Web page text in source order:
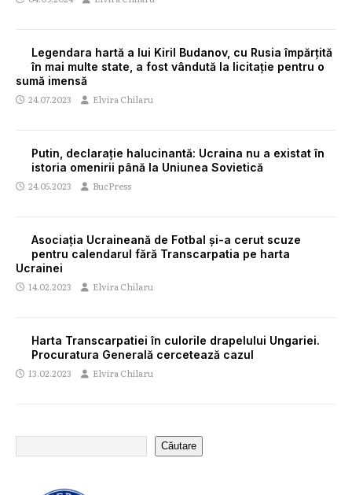
Legendara hartă a lui Kiril Budanov, cu Rusia împărțită
în mai multe state, a fost vândută la licitație pentru o
sumă imensă
24.07.2023 Elvira Chilaru
Putin, declarație halucinantă: Ucraina nu a existat în
istoria omenirii până la Uniunea Sovietică
24.05.2023 BucPress
Asociația Ucraineană de Fotbal și-a cerut scuze
pentru calendarul fără Transcarpatia pe harta
Ucrainei
14.02.2023 Elvira Chilaru
Harta Transcarpatiei în culorile drapelului Ungariei.
Procuratura Generală cercetează cazul
13.02.2023 Elvira Chilaru
Căutare